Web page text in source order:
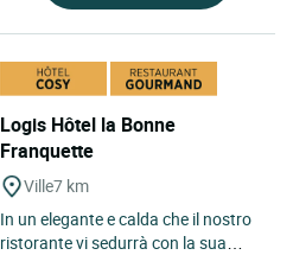
Logis Hôtel la Bonne
Franquette
Ville7 km
In un elegante e calda che il nostro
ristorante vi sedurrà con la sua